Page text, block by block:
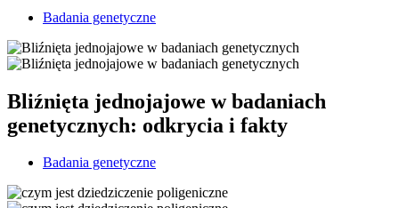
Badania genetyczne
Bliźnięta jednojajowe w badaniach
genetycznych: odkrycia i fakty
Badania genetyczne